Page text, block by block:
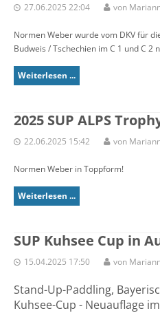
27.06.2025 22:04 von
Normen Weber wurde vom DKV für
Budweis / Tschechien im C 1 und C 2
Weiterlesen ...
2025 SUP ALPS
22.06.2025 15:42 von
Normen Weber in Toppform!
Weiterlesen ...
SUP Kuhsee Cup in
15.04.2025 17:50 von
Stand-Up-Paddling,
Kuhsee-Cup - Neuauflage